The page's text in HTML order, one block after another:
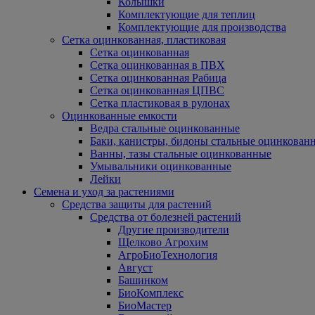
Комплектующие для теплиц
Комплектующие для производства
Сетка оцинкованная, пластиковая
Сетка оцинкованная
Сетка оцинкованная в ПВХ
Сетка оцинкованная Рабица
Сетка оцинкованная ЦПВС
Сетка пластиковая в рулонах
Оцинкованные емкости
Ведра стальные оцинкованные
Баки, канистры, бидоны стальные
Ванны, тазы стальные оцинкованные
Умывальники оцинкованные
Лейки
Семена и уход за растениями
Средства защиты для растений
Средства от болезней растений
Другие производители
Щелково Агрохим
АгроБиоТехнология
Август
Башинком
БиоКомплекс
БиоМастер